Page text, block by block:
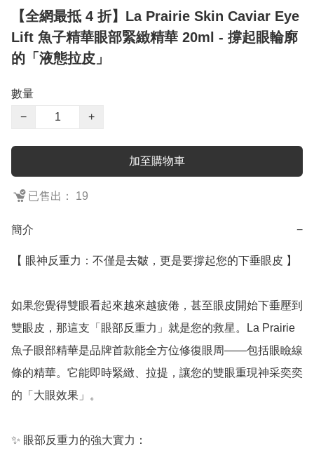
【全網最抵 4 折】La Prairie Skin Caviar Eye
Lift 魚子精華眼部緊緻精華 20ml - 撐起眼輪廓
的「液態拉皮」
數量
−
+
加至購物車
已售出： 19
簡介 −
【 眼神反重力：不僅是去皺，更是要撐起您的下垂眼皮 】
如果您覺得雙眼看起來越來越疲倦，甚至眼皮開始下垂壓到
雙眼皮，那這支「眼部反重力」就是您的救星。La Prairie
魚子眼部精華是品牌首款能全方位修復眼周——包括眼瞼線
條的精華。它能即時緊緻、拉提，讓您的雙眼重現神采奕奕
的「大眼效果」。
✨ 眼部反重力的強大實力：